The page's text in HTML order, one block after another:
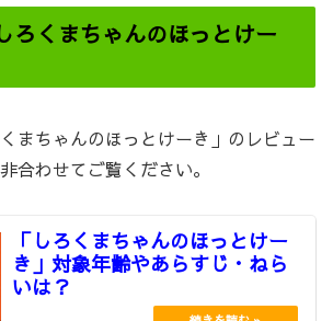
くまちゃんのほっとけー
まちゃんのほっとけーき」のレビュー
合わせてご覧ください。
「しろくまちゃんのほっとけー
き」対象年齢やあらすじ・ねら
いは？